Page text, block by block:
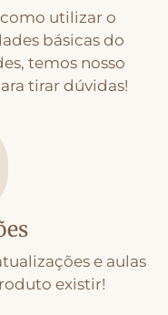
utilizar o
básicas do
temos nosso
tirar dúvidas!
e aulas
existir!